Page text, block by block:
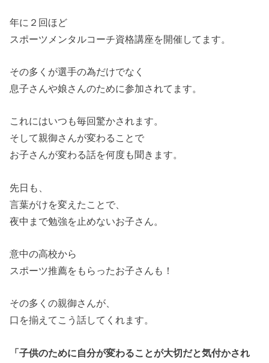
年に２回ほど
スポーツメンタルコーチ資格講座を開催してます。
その多くが選手の為だけでなく
息子さんや娘さんのために参加されてます。
これにはいつも毎回驚かされます。
そして親御さんが変わることで
お子さんが変わる話を何度も聞きます。
先日も、
言葉がけを変えたことで、
夜中まで勉強を止めないお子さん。
意中の高校から
スポーツ推薦をもらったお子さんも！
その多くの親御さんが、
口を揃えてこう話してくれます。
「子供のために自分が変わることが大切だと気付かされ